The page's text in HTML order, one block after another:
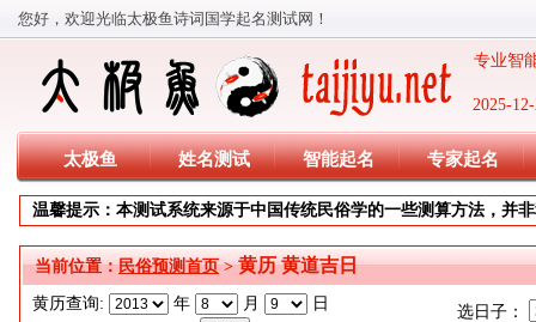
您好，欢迎光临太极鱼诗词国学起名测试网！
2025-
专业智
太极鱼 姓名测试 智能起名 专家起名
温馨提示：本测试系统来源于中国传统民俗学的一些测算方法，并
当前位置：民俗预测首页>黄历 黄道吉日
黄历查询: 年 月 日 选日子：